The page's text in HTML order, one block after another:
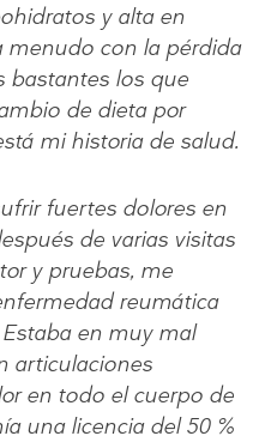
y alta en
menudo con la pérdida
bastantes los que
de dieta por
mi historia de salud.
fuertes dolores en
de varias visitas
y pruebas, me
reumática
en muy mal
articulaciones
en todo el cuerpo de
una licencia del 50 %